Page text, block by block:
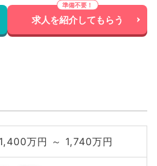
求人を紹介してもらう
万円 ～ 1,740万円